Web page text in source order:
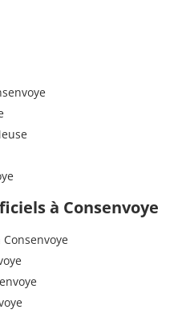
à Consenvoye